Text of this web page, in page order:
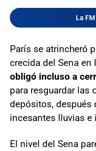
La
París se atrincheró
crecida del Sena
obligó incluso a
para resguardar las
depósitos, después
incesantes lluvias e
El nivel del Sena